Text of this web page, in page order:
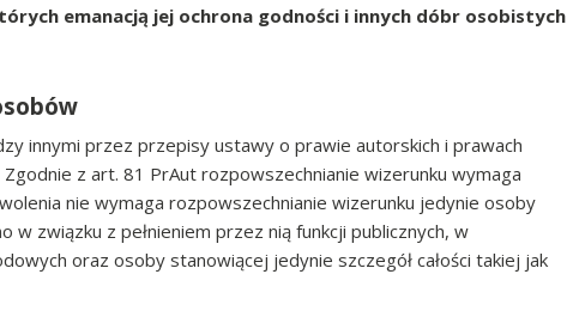
emanacją jej ochrona godności i innych dóbr osobistych
innymi przez przepisy ustawy o prawie autorskich i prawach
z art. 81 PrAut rozpowszechnianie wizerunku wymaga
nie wymaga rozpowszechnianie wizerunku jedynie osoby
związku z pełnieniem przez nią funkcji publicznych, w
oraz osoby stanowiącej jedynie szczegół całości takiej jak